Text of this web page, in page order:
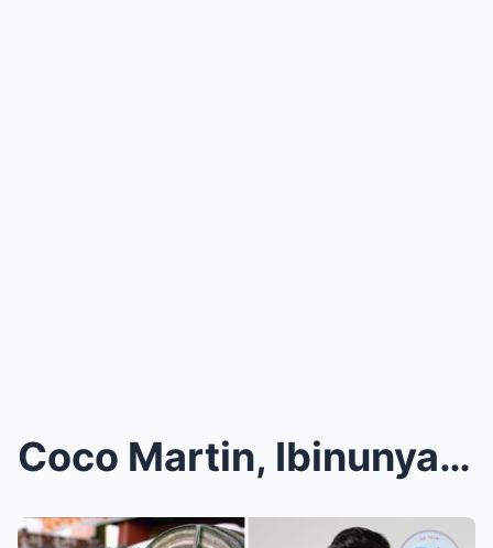
Coco Martin, Ibinunyag ang Kanyang Health Transfor...